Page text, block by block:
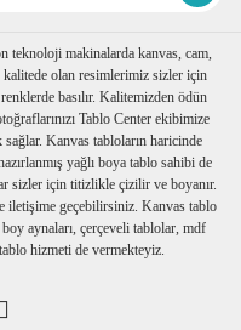
teknoloji makinalarda kanvas, cam,
kalitede olan resimlerimiz sizler için
basılır. Kalitemizden ödün
Tablo Center ekibimize
Kanvas tabloların haricinde
yağlı boya tablo sahibi de
sizler için titizlikle çizilir ve boyanır.
iletişime geçebilirsiniz. Kanvas tablo
aynaları, çerçeveli tablolar, mdf
hizmeti de vermekteyiz.